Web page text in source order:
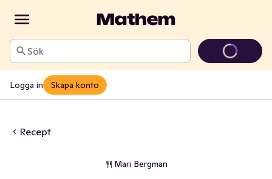
Sök
Logga in Skapa konto
Recept
Mari Bergman